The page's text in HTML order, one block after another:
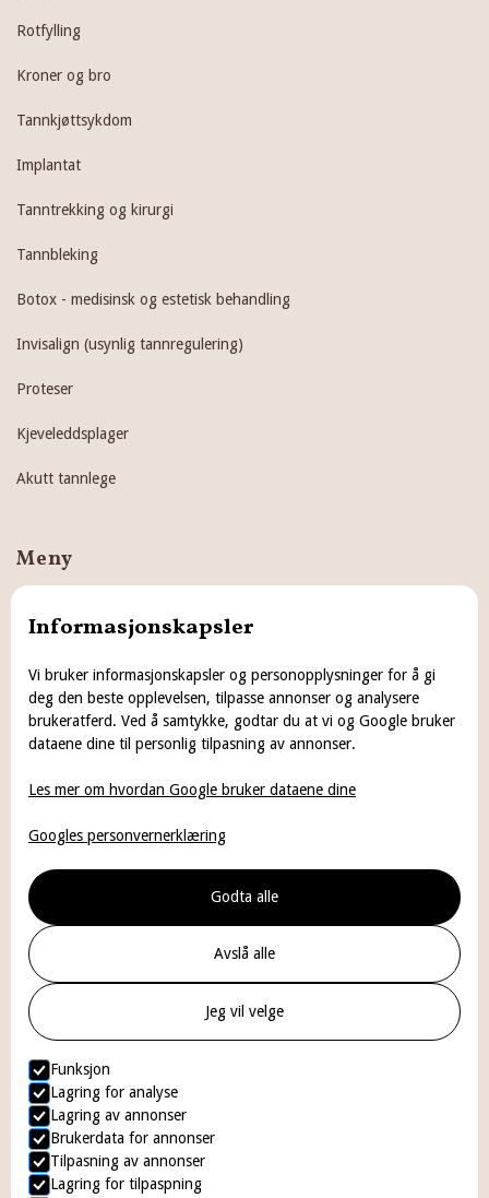
Informasjonskapsler
Vi bruker informasjonskapsler og personopplysninger for å gi
deg den beste opplevelsen, tilpasse annonser og analysere
brukeratferd. Ved å samtykke, godtar du at vi og Google bruker
dataene dine til personlig tilpasning av annonser.
Les mer om hvordan Google bruker dataene dine
Googles personvernerklæring
Avslå alle
Jeg vil velge
Godta alle
Funksjon
Lagring for analyse
Lagring av annonser
Brukerdata for annonser
Tilpasning av annonser
Lagring for tilpaspning
Meny
Hjem
Tannlegeskrekk
Priser
Betaling
Om oss
Kontakt
Rotfylling
Kroner og bro
Tannkjøttsykdom
Implantat
Tanntrekking og kirurgi
Tannbleking
Botox - medisinsk og estetisk behandling
Invisalign (usynlig tannregulering)
Proteser
Kjeveleddsplager
Akutt tannlege
Kontakt
+47 22 33 32 58
post@emaljentannklinikk.no
Prinsens Gate 2, 0152 Oslo